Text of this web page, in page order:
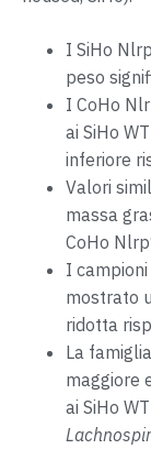
I SiHo
peso
I CoHo
ai SiHo
inferiore
Valori
massa
CoHo
I
mostrato
ridotta
La famiglia
maggiore
ai SiHo